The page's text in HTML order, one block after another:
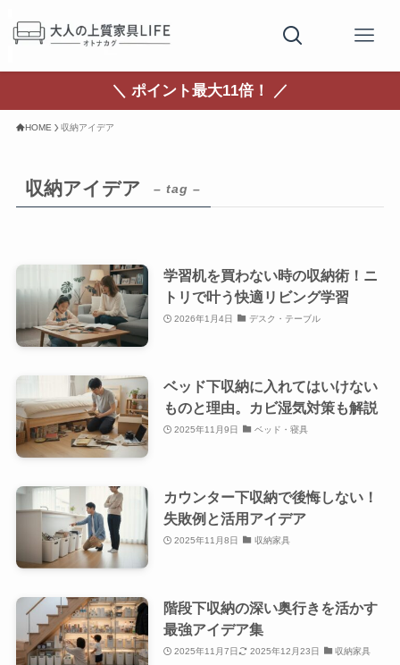
＼ ポイント最大11倍！ ／
HOME 収納アイデア
収納アイデア – tag –
学習机を買わない時の収納術！ニ
トリで叶う快適リビング学習
2026年1月4日 デスク・テーブル
ベッド下収納に入れてはいけない
ものと理由。カビ湿気対策も解説
2025年11月9日 ベッド・寝具
カウンター下収納で後悔しない！
失敗例と活用アイデア
2025年11月8日 収納家具
階段下収納の深い奥行きを活かす
最強アイデア集
2025年11月7日 2025年12月23日 収納家具